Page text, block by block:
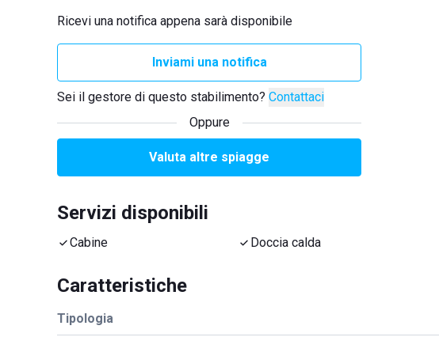
Ricevi una notifica appena sarà disponibile
Inviami una notifica
Sei il gestore di questo stabilimento? Contattaci
Oppure
Valuta altre spiagge
Servizi disponibili
Cabine Doccia calda
Caratteristiche
Tipologia